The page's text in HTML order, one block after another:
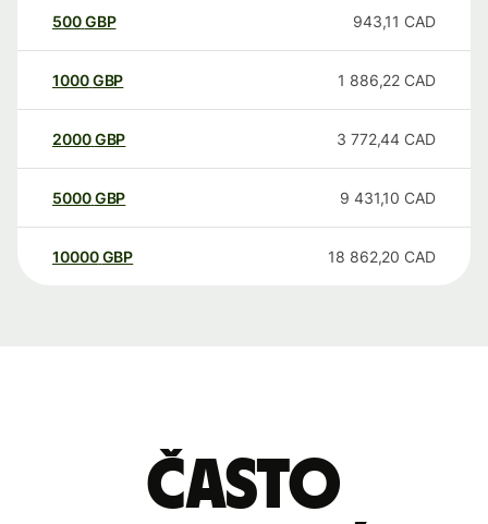
500GBP 943,11 CAD
1000GBP 1 886,22 CAD
2000GBP 3 772,44 CAD
5000GBP 9 431,10 CAD
10000 GBP 18 862,20 CAD
Často